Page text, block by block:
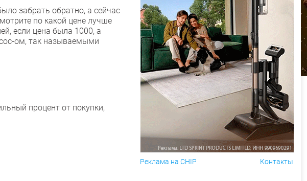
забрать обратно, а сейчас
по какой цене лучше
если цена была 1000, а
ом, так называемыми
процент от покупки,
Реклама на CHIP Контакты